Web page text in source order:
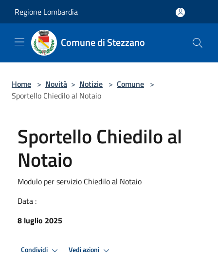
Regione Lombardia
Comune di Stezzano
Home > Novità > Notizie > Comune >
Sportello Chiedilo al Notaio
Sportello Chiedilo al
Notaio
Modulo per servizio Chiedilo al Notaio
Data :
8 luglio 2025
Condividi Vedi azioni